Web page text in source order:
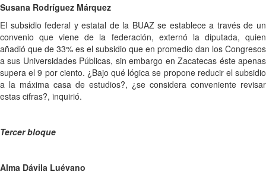
Susana Rodríguez Márquez
El subsidio federal y estatal de la BUAZ se establece a través de un
convenio que viene de la federación, externó la diputada, quien
añadió que de 33% es el subsidio que en promedio dan los Congresos
a sus Universidades Públicas, sin embargo en Zacatecas éste apenas
supera el 9 por ciento. ¿Bajo qué lógica se propone reducir el subsidio
a la máxima casa de estudios?, ¿se considera conveniente revisar
estas cifras?, inquirió.
Tercer bloque
Alma Dávila Luévano